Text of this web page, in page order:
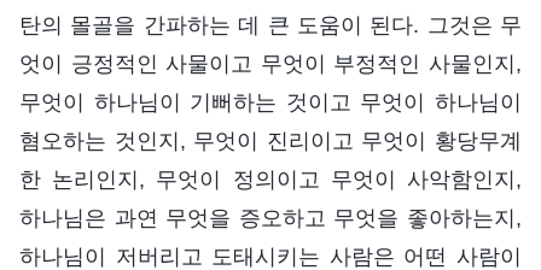
탄의 몰골을 간파하는 데 큰 도움이 된다. 그것은 무
엇이 긍정적인 사물이고 무엇이 부정적인 사물인지,
무엇이 하나님이 기뻐하는 것이고 무엇이 하나님이
혐오하는 것인지, 무엇이 진리이고 무엇이 황당무계
한 논리인지, 무엇이 정의이고 무엇이 사악함인지,
하나님은 과연 무엇을 증오하고 무엇을 좋아하는지,
하나님이 저버리고 도태시키는 사람은 어떤 사람이